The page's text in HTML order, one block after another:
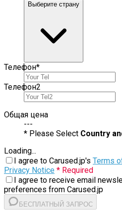
Выберите страну
Телефон*
Телефон2
Общая цена
---
* Please Select Country
Loading...
I agree to Carused.jp's Terms
Privacy Notice * Required
I agree to receive email
preferences from Carused.jp
БЕСПЛАТНЫЙ ЗАПРОС